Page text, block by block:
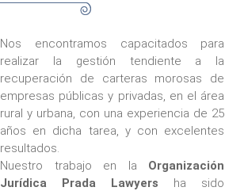
Nos encontramos capacitados para
realizar la gestión tendiente a la
recuperación de carteras morosas de
empresas públicas y privadas, en el área
rural y urbana, con una experiencia de 25
años en dicha tarea, y con excelentes
resultados.
Nuestro trabajo en la Organización
Jurídica Prada Lawyers ha sido